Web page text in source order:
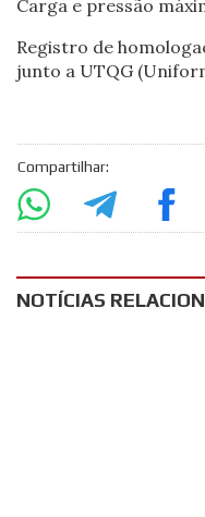
Carga e pressão
Registro de
junto a UTQG
Compartilhar:
NOTÍCIAS